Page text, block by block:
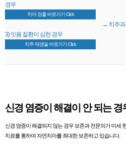
경우
치아 정출 바로가기 Click
3) 잇몸 질환이 심한 경우
치주 재생술 바로가기 Click
→ 치주과
신경 염증이 해결이 안 되는 경
신경 염증이 해결되지 않는 경우 보존과 전문의가 미세
치료를 통하여 자연치아를 최대한 보존하고 있습니다.